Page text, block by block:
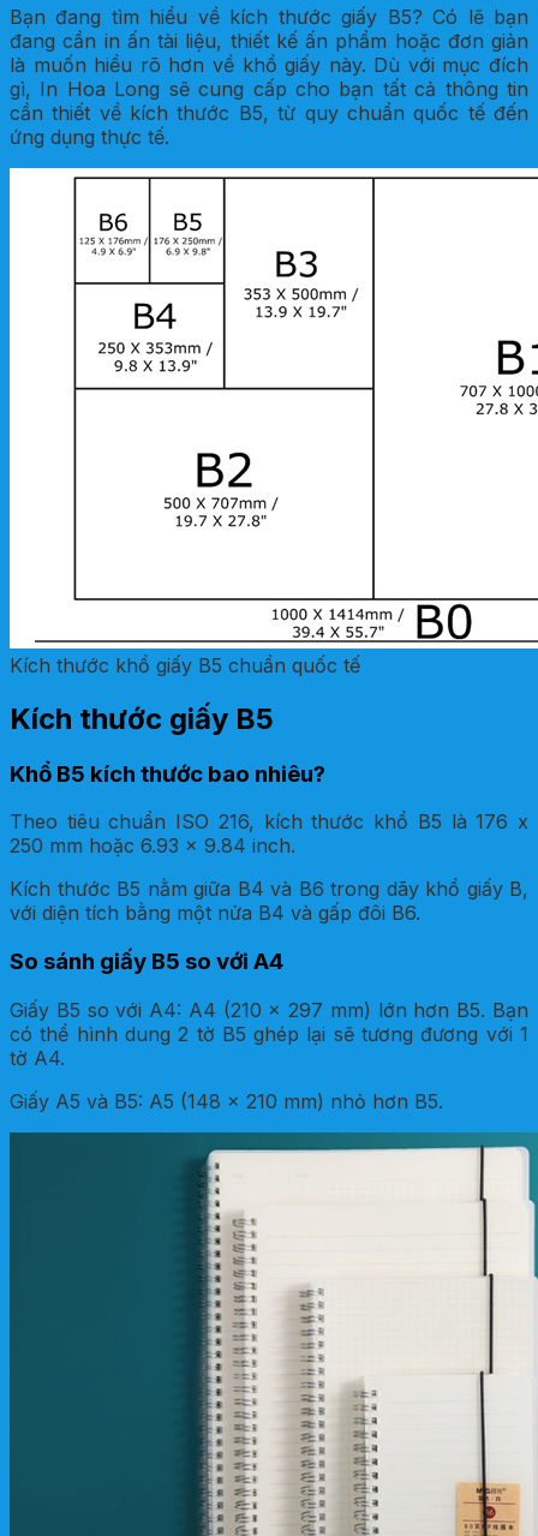
Bạn đang tìm hiểu về kích thước giấy B5? Có lẽ bạn
đang cần in ấn tài liệu, thiết kế ấn phẩm hoặc đơn giản
là muốn hiểu rõ hơn về khổ giấy này. Dù với mục đích
gì, In Hoa Long sẽ cung cấp cho bạn tất cả thông tin
cần thiết về kích thước B5, từ quy chuẩn quốc tế đến
ứng dụng thực tế.
Kích thước khổ giấy B5 chuẩn quốc tế
Kích thước giấy B5
Khổ B5 kích thước bao nhiêu?
Theo tiêu chuẩn ISO 216, kích thước khổ B5 là 176 x
250 mm hoặc 6.93 x 9.84 inch.
Kích thước B5 nằm giữa B4 và B6 trong dãy khổ giấy B,
với diện tích bằng một nửa B4 và gấp đôi B6.
So sánh giấy B5 so với A4
Giấy B5 so với A4: A4 (210 x 297 mm) lớn hơn B5. Bạn
có thể hình dung 2 tờ B5 ghép lại sẽ tương đương với 1
tờ A4.
Giấy A5 và B5: A5 (148 x 210 mm) nhỏ hơn B5.